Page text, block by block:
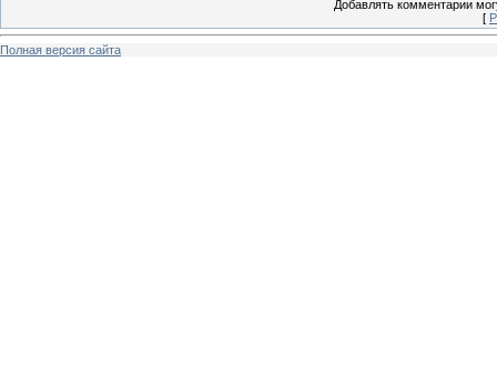
Добавлять комментарии
[
Полная версия сайта